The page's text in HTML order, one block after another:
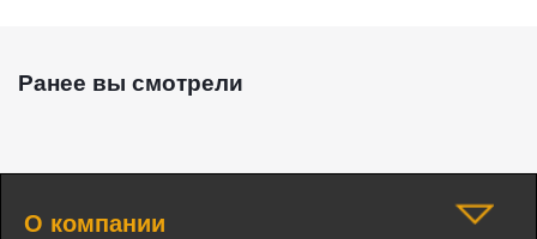
Ранее вы смотрели
О компании